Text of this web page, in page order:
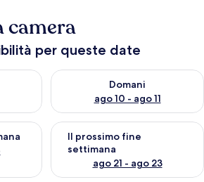
camera
per queste date
questa sera, ago 9 - ago 10
Domani
ago 10 - ago 11
Verifica la disponibilità per
questo fine settimana, ago 14 -
Il prossimo fine
settimana
ago 21 - ago 23
Verifica la disponibilità per il